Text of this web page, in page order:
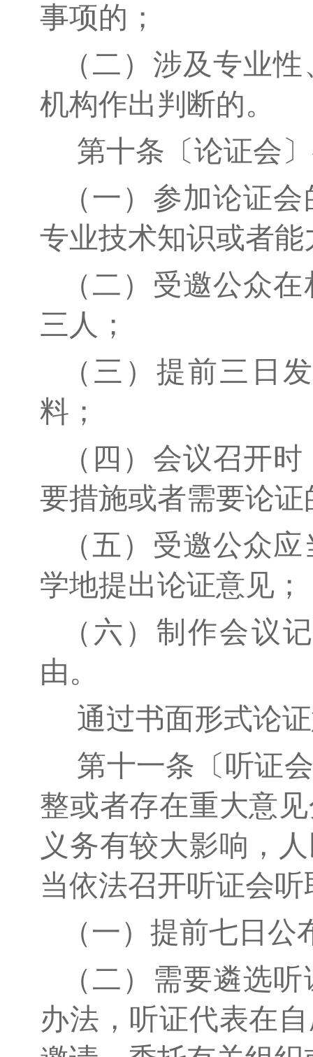
事项的；
（二）涉及专业
机构作出判断的。
第十条〔论证会
（一）参加论证
专业技术知识或者能
（二）受邀公众
三人；
（三）提前三日
料；
（四）会议召开
要措施或者需要论
（五）受邀公众
学地提出论证意见；
（六）制作会议
由。
通过书面形式论
第十一条〔听证
整或者存在重大意
义务有较大影响，
当依法召开听证会
（一）提前七日
（二）需要遴选
办法，听证代表在